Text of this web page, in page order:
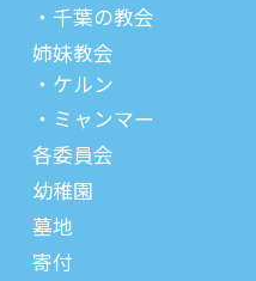
千葉の教会
姉妹教会
ケルン
ミャンマー
各委員会
幼稚園
墓地
寄付